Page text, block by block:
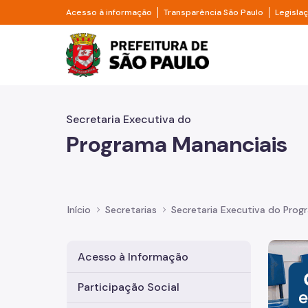
Pular para o Conteúdo principal
Acesso à informação Divisor de acesso à informação
Transparência São Paulo Divisor
Prefeitura de São
Secretaria Executiva do
Programa Mananciais
Início Secretarias Secretaria Executiva do
Acesso à Informação
Participação Social